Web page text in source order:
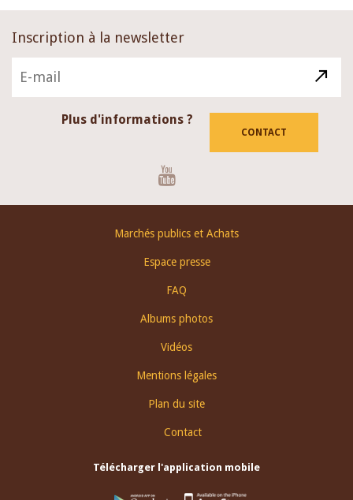
Inscription à la newsletter
Plus d'informations ?
CONTACT
Marchés publics et Achats
Espace presse
FAQ
Albums photos
Vidéos
Mentions légales
Plan du site
Contact
Télécharger l'application mobile